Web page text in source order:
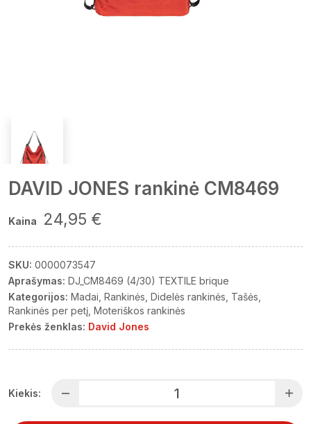
DAVID JONES rankinė CM8469
Kaina 24,95 €
SKU: 0000073547
Aprašymas: DJ_CM8469 (4/30) TEXTILE brique
Kategorijos: Madai Rankinės Didelės rankinės Tašės
Rankinės per petį Moteriškos rankinės
Prekės ženklas: David Jones
Kiekis: